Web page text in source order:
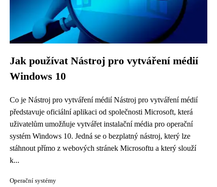
Jak používat Nástroj pro vytváření médií
Windows 10
Co je Nástroj pro vytváření médií Nástroj pro vytváření médií
představuje oficiální aplikaci od společnosti Microsoft, která
uživatelům umožňuje vytvářet instalační média pro operační
systém Windows 10. Jedná se o bezplatný nástroj, který lze
stáhnout přímo z webových stránek Microsoftu a který slouží
k...
Operační systémy